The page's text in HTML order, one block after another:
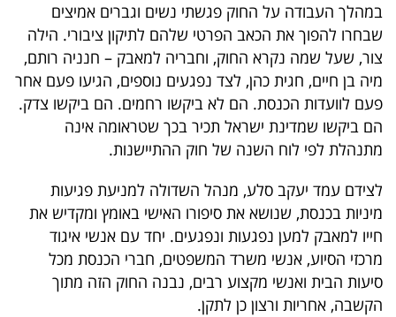
במהלך העבודה על החוק פגשתי נשים וגברים אמיצים
שבחרו להפוך את הכאב הפרטי שלהם לתיקון ציבורי. הילה
צור, שעל שמה נקרא החוק, וחבריה למאבק – חנניה רותם,
מיה בן חיים, חגית כהן, לצד נפגעים נוספים, הגיעו פעם אחר
פעם לוועדות הכנסת. הם לא ביקשו רחמים. הם ביקשו צדק.
הם ביקשו שמדינת ישראל תכיר בכך שטראומה אינה
מתנהלת לפי לוח השנה של חוק ההתיישנות.
לצידם עמד יעקב סלע, מנהל השדולה למניעת פגיעות
מיניות בכנסת, שנושא את סיפורו האישי באומץ ומקדיש את
חייו למאבק למען נפגעות ונפגעים. יחד עם אנשי איגוד
מרכזי הסיוע, אנשי משרד המשפטים, חברי הכנסת מכל
סיעות הבית ואנשי מקצוע רבים, נבנה החוק הזה מתוך
הקשבה, אחריות ורצון כן לתקן.